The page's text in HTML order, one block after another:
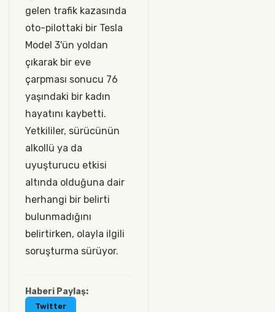
gelen trafik kazasında
oto-pilottaki bir Tesla
Model 3'ün yoldan
çıkarak bir eve
çarpması sonucu 76
yaşındaki bir kadın
hayatını kaybetti.
Yetkililer, sürücünün
alkollü ya da
uyuşturucu etkisi
altında olduğuna dair
herhangi bir belirti
bulunmadığını
belirtirken, olayla ilgili
soruşturma sürüyor.
Haberi Paylaş:
Twitter